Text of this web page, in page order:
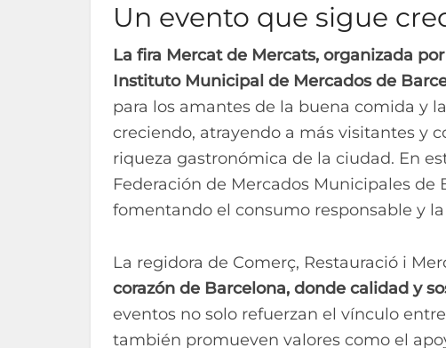
Un evento que sigue
La fira Mercat de Mercats, organizada
Instituto Municipal de Mercados de
para los amantes de la buena comida y
creciendo, atrayendo a más visitantes y
riqueza gastronómica de la ciudad. En
Federación de Mercados Municipales de
fomentando el consumo responsable y
La regidora de Comerç, Restauració i
corazón de Barcelona, donde calidad y
eventos no solo refuerzan el vínculo
también promueven valores como el